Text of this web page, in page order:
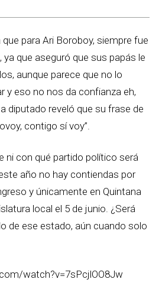
para Ari Boroboy, siempre fue
que aseguró que sus papás le
aunque parece que no lo
y eso no nos da confianza eh,
diputado reveló que su frase de
contigo sí voy”.
ni con qué partido político será
año no hay contiendas por
y únicamente en Quintana
local el 5 de junio. ¿Será
de ese estado, aún cuando solo
watch?v=7sPcjlOO8Jw